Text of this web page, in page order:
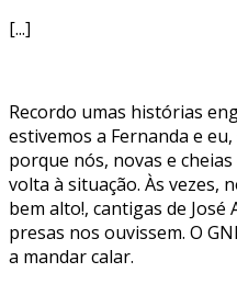
[...]
Recordo umas histórias
estivemos a Fernanda e eu,
porque nós, novas e
volta à situação. Às vezes,
bem alto!, cantigas de
presas nos ouvissem. O
a mandar calar.